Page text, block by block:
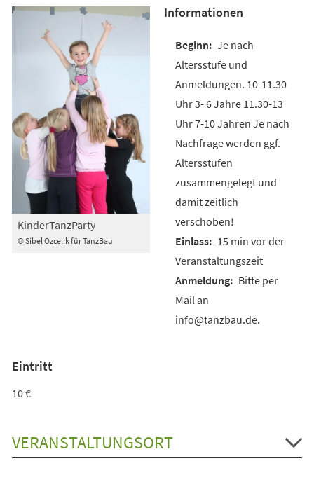
© Sibel Özcelik für TanzBau
KinderTanzParty
Informationen
Je nach
Altersstufe und
Anmeldungen. 10-11.30
Uhr 3- 6 Jahre 11.30-13
Uhr 7-10 Jahren Je nach
Nachfrage werden ggf.
Altersstufen
zusammengelegt und
damit zeitlich
verschoben!
15 min vor der
Veranstaltungszeit
Bitte per
Mail an
info@tanzbau.de.
Eintritt
10 €
VERANSTALTUNGSORT